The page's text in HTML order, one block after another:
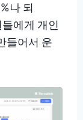
나 되
에게 개인
들어서 운